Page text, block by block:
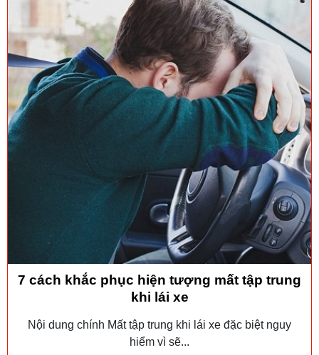
7 cách khắc phục hiện tượng mất tập trung
khi lái xe
Nội dung chính Mất tập trung khi lái xe đặc biệt nguy
hiểm vì sẽ...